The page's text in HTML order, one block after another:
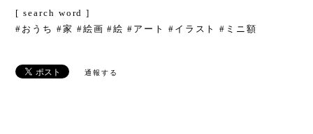
[ search word ]
#おうち #家 #絵画 #絵 #アート #イラスト #ミニ額
通報する